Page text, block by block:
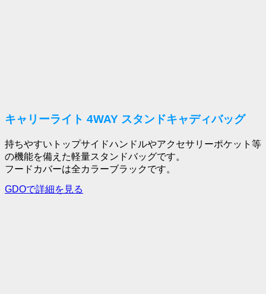
キャリーライト 4WAY スタンドキャディバッグ
持ちやすいトップサイドハンドルやアクセサリーポケット等
の機能を備えた軽量スタンドバッグです。
フードカバーは全カラーブラックです。
GDOで詳細を見る